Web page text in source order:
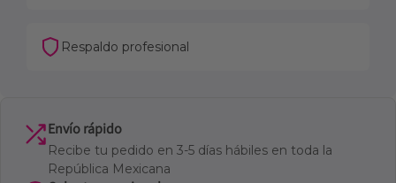
Respaldo profesional
Envío rápido
Recibe tu pedido en 3-5 días hábiles en toda la
República Mexicana